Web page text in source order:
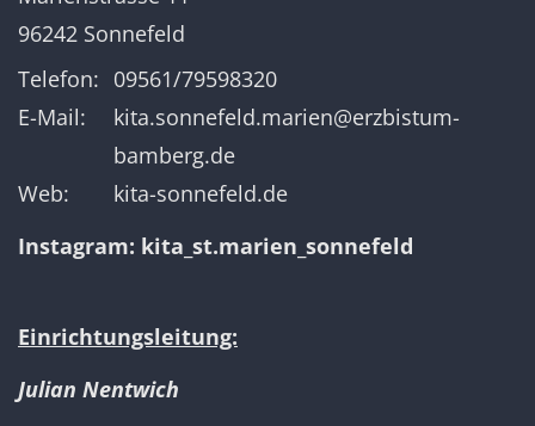
96242 Sonnefeld
Telefon: 09561/79598320
E-Mail:
kita.sonnefeld.marien@erzbistum-
bamberg.de
Web:
kita-sonnefeld.de
Instagram: kita_st.marien_sonnefeld
Einrichtungsleitung:
Julian Nentwich